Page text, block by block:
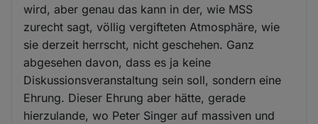
wird, aber genau das kann in der, wie MSS
zurecht sagt, völlig vergifteten Atmosphäre, wie
sie derzeit herrscht, nicht geschehen. Ganz
abgesehen davon, dass es ja keine
Diskussionsveranstaltung sein soll, sondern eine
Ehrung. Dieser Ehrung aber hätte, gerade
hierzulande, wo Peter Singer auf massiven und